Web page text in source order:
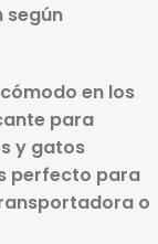
según
en los
para
y gatos
perfecto para
o